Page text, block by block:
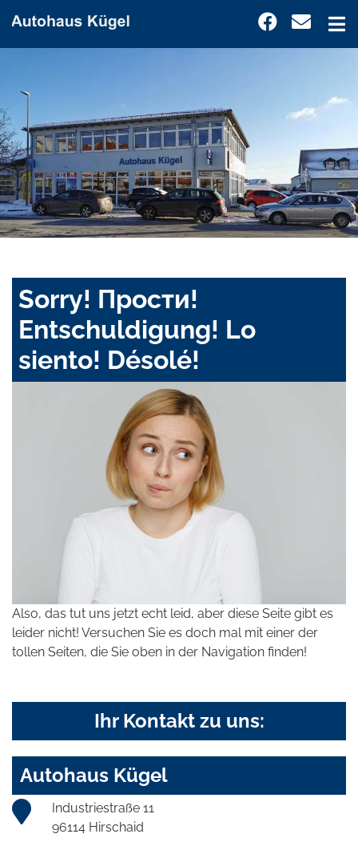
Sorry! Прости!
Entschuldigung! Lo
siento! Désolé!
Also, das tut uns jetzt echt leid, aber diese Seite gibt es
leider nicht! Versuchen Sie es doch mal mit einer der
tollen Seiten, die Sie oben in der Navigation finden!
Ihr Kontakt zu uns:
Autohaus Kügel
Industriestraße 11
96114 Hirschaid